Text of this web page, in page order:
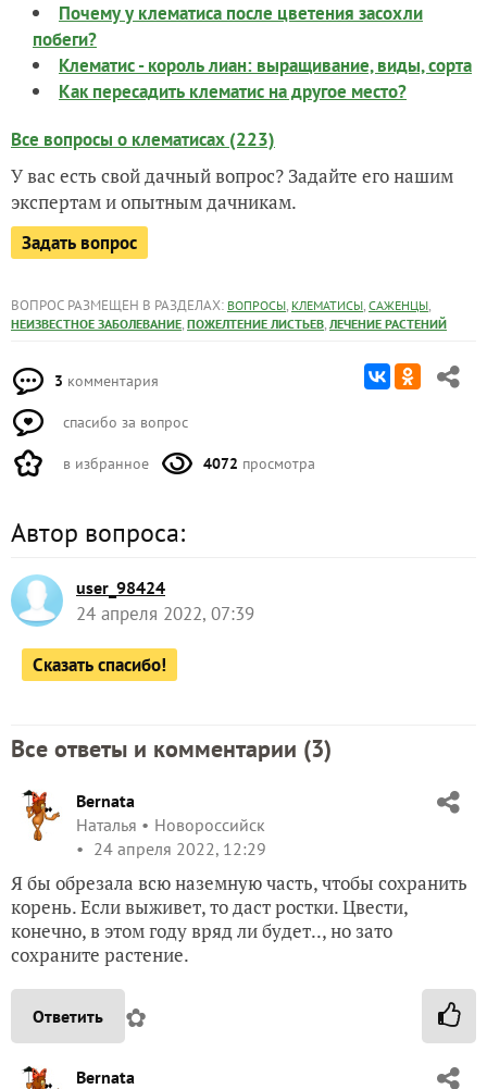
Почему у клематиса после цветения засохли
побеги?
Клематис - король лиан: выращивание, виды, сорта
Как пересадить клематис на другое место?
Все вопросы о клематисах (223)
У вас есть свой дачный вопрос? Задайте его нашим
экспертам и опытным дачникам.
Задать вопрос
ВОПРОС РАЗМЕЩЕН В РАЗДЕЛАХ: ВОПРОСЫ, КЛЕМАТИСЫ, САЖЕНЦЫ,
НЕИЗВЕСТНОЕ ЗАБОЛЕВАНИЕ, ПОЖЕЛТЕНИЕ ЛИСТЬЕВ, ЛЕЧЕНИЕ РАСТЕНИЙ
3 комментария
спасибо за вопрос
в избранное 4072 просмотра
Автор вопроса:
user_98424
24 апреля 2022, 07:39
Сказать спасибо!
Все ответы и комментарии (3)
Bernata
Наталья
Новороссийск
24 апреля 2022, 12:29
Я бы обрезала всю наземную часть, чтобы сохранить
корень. Если выживет, то даст ростки. Цвести,
конечно, в этом году вряд ли будет.., но зато
сохраните растение.
Ответить ✿
Bernata